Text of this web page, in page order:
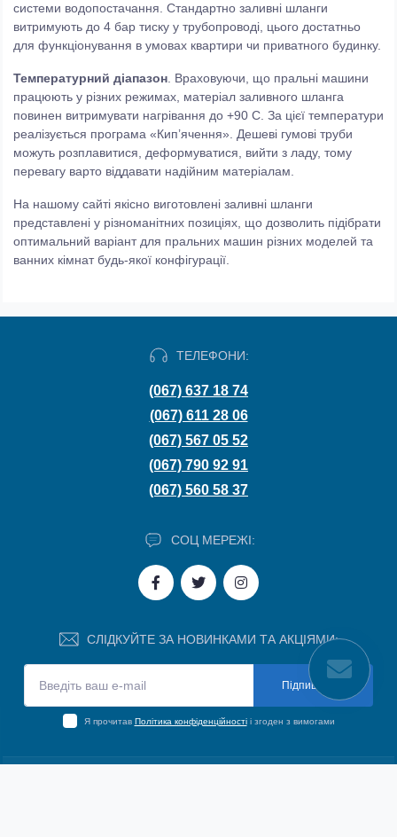
системи водопостачання. Стандартно заливні шланги
витримують до 4 бар тиску у трубопроводі, цього достатньо
для функціонування в умовах квартири чи приватного будинку.
Температурний діапазон . Враховуючи, що пральні машини
працюють у різних режимах, матеріал заливного шланга
повинен витримувати нагрівання до +90 С. За цієї температури
реалізується програма «Кип’ячення». Дешеві гумові труби
можуть розплавитися, деформуватися, вийти з ладу, тому
перевагу варто віддавати надійним матеріалам.
На нашому сайті якісно виготовлені заливні шланги
представлені у різноманітних позиціях, що дозволить підібрати
оптимальний варіант для пральних машин різних моделей та
ванних кімнат будь-якої конфігурації.
ТЕЛЕФОНИ:
(067) 637 18 74
(067) 611 28 06
(067) 567 05 52
(067) 790 92 91
(067) 560 58 37
СОЦ МЕРЕЖІ:
СЛІДКУЙТЕ ЗА НОВИНКАМИ ТА АКЦІЯМИ:
Підпишіться
Я прочитав Політика конфіденційностіі згоден з вимогами